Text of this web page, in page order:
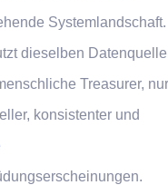
Systemlandschaft.
dieselben
Treasurer, nur
konsistenter und